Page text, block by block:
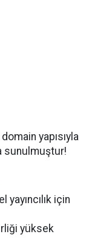
yapısıyla
sunulmuştur!
için
yüksek